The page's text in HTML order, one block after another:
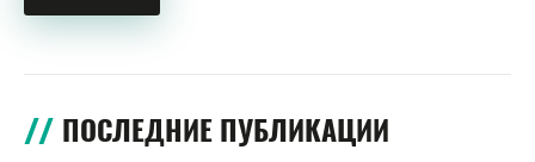
ПОСЛЕДНИЕ ПУБЛИКАЦИИ